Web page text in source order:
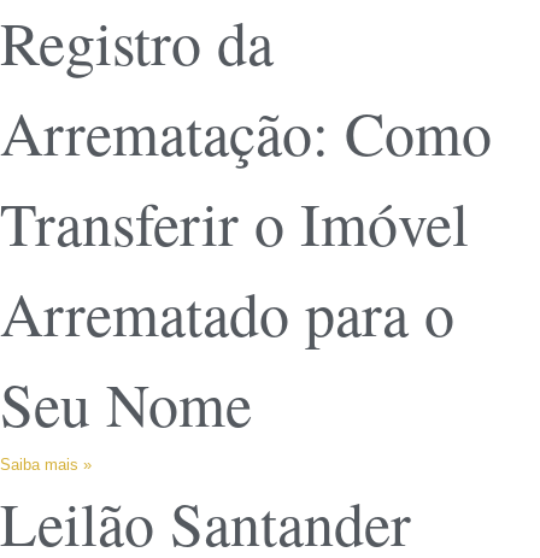
Registro da
Arrematação: Como
Transferir o Imóvel
Arrematado para o
Seu Nome
Saiba mais »
Leilão Santander